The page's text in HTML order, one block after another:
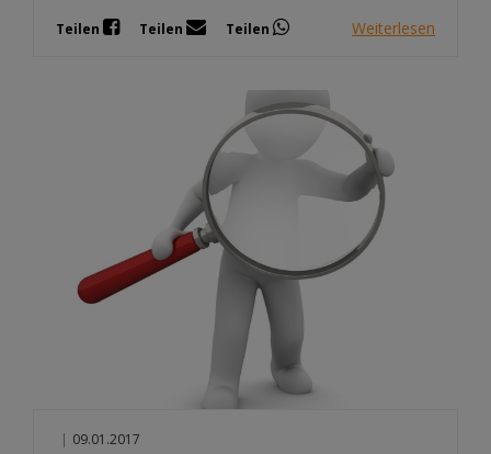
Teilen Teilen Teilen Weiterlesen
| 09.01.2017